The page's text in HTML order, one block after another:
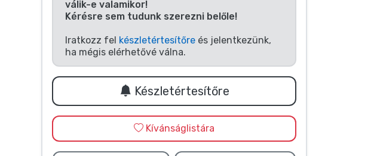
válik-e valamikor!
Kérésre sem tudunk szerezni belőle!
Iratkozz fel készletértesítőre és jelentkezünk,
ha mégis elérhetővé válna.
Készletértesítőre
Kívánságlistára